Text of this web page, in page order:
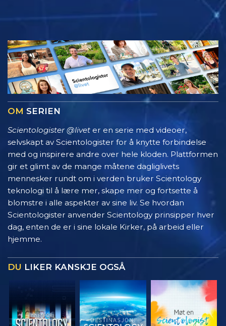
OM SERIEN
Scientologister @livet er en serie med videoer,
selvskapt av Scientologister for å knytte forbindelse
med og inspirere andre over hele kloden. Plattformen
gir et glimt av de mange måtene dagliglivets
mennesker rundt om i verden bruker Scientology
teknologi til å lære mer, skape mer og fortsette å
blomstre i alle aspekter av sine liv. Se hvordan
Scientologister anvender Scientology prinsipper hver
dag, enten de er i sine lokale Kirker, på arbeid eller
hjemme.
DU LIKER KANSKJE OGSÅ